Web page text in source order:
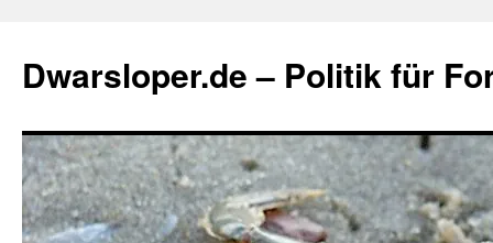
springen
Dwarsloper.de – Politik für